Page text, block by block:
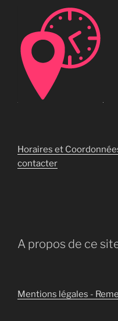
Horaires et
contacter
A propos de ce
Mentions légales -